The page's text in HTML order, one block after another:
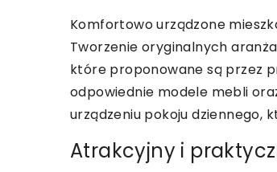
Komfortowo urządzone
Tworzenie oryginalnych
które proponowane są przez
odpowiednie modele mebli
urządzeniu pokoju dziennego,
Atrakcyjny i